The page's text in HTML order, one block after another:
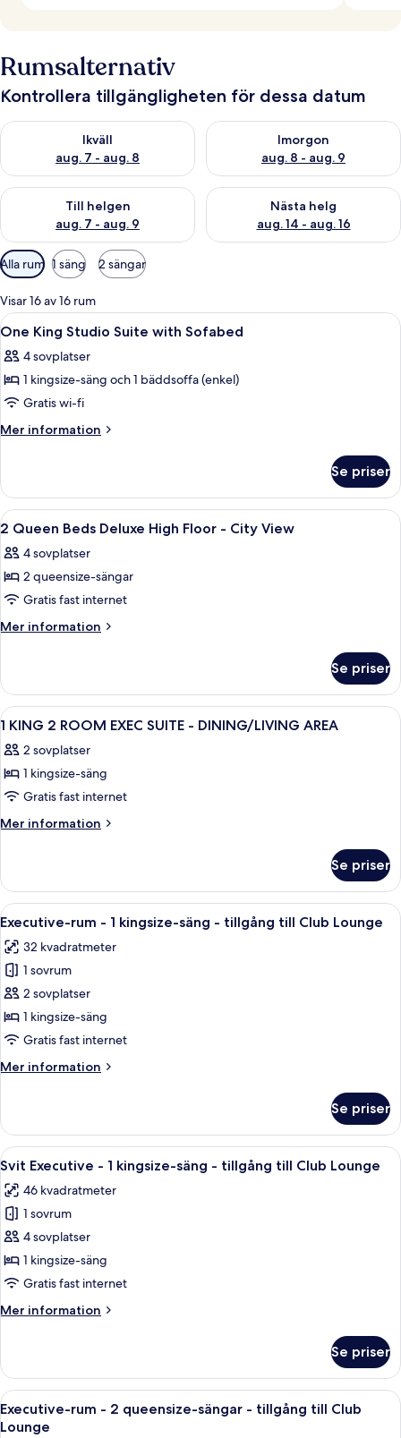
Rumsalternativ
Kontrollera tillgängligheten för dessa datum
Ikväll
aug. 7 - aug. 8
Kontrollera tillgängligheten för ikväll aug. 7 - aug. 8
Imorgon
aug. 8 - aug. 9
Kontrollera tillgängligheten
Till helgen
aug. 7 - aug. 9
Kontrollera tillgängligheten för den här helgen aug. 7 - aug. 9
Nästa helg
aug. 14 - aug. 16
Kontrollera tillgängligheten
Tillgängliga
filter
för
rum
Alla rum 1 säng 2 sängar
Visar 16 av 16 rum
Öppna
alla
foton
för
One
King
with
Sofabed
Allergitestade sängkläder,
5
One King Studio Suite with Sofabed
4 sovplatser
1 kingsize-säng och 1 bäddsoffa (enkel)
Gratis wi-fi
Mer information
Mer
King
Studio
Suite
Sofabed
Se priser
Öppna
alla
foton
för
2
Queen
High
Floor
-
City
View
Ett hotellrum med två sängar, ett
9
2 Queen Beds Deluxe High Floor - City View
4 sovplatser
2 queensize-sängar
Gratis fast internet
Mer information
Mer
Queen
Beds
Deluxe
Floor
-
View
Se priser
Öppna
alla
foton
för
1
KING
EXEC
SUITE
-
DINING/LIVING
AREA
Ett hotellrum med en stor säng, två
4
1 KING 2 ROOM EXEC SUITE - DINING/LIVING AREA
2 sovplatser
1 kingsize-säng
Gratis fast internet
Mer information
Mer
KING
ROOM
SUITE
AREA
Se priser
Öppna
alla
foton
för
Executive-
rum
-
kingsize-
tillgång
till
Club
Lounge
Ett hotellrum med en stor säng, ett
4
Executive-rum - 1 kingsize-säng - tillgång till Club Lounge
32 kvadratmeter
1 sovrum
2 sovplatser
1 kingsize-säng
Gratis fast internet
Mer information
Mer
rum
1
säng
till
Club
Lounge
Se priser
Öppna
alla
foton
för
Svit
Executive
-
kingsize-
tillgång
till
Club
Ett hotellrum med en stor säng, två
4
Svit Executive - 1 kingsize-säng - tillgång till Club Lounge
46 kvadratmeter
1 sovrum
4 sovplatser
1 kingsize-säng
Gratis fast internet
Mer information
Mer
Executive
1
kingsize-
Se priser
Öppna
alla
Ett hotellrum med två sängar, ett
4
Executive-rum - 2 queensize-sängar - tillgång till Club
Lounge